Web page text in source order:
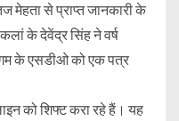
मेहता से प्राप्त जानकारी के
के देवेंद्र सिंह ने वर्ष
के एसडीओ को एक पत्र
को शिफ्ट करा रहे हैं। यह